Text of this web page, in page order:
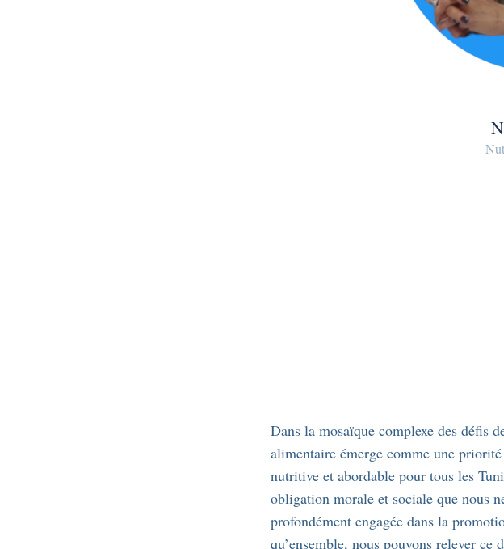
Dans la mosaïque complexe des défis
alimentaire émerge comme une
nutritive et abordable pour tous les
obligation morale et sociale que nous
profondément engagée dans la
qu’ensemble, nous pouvons relever